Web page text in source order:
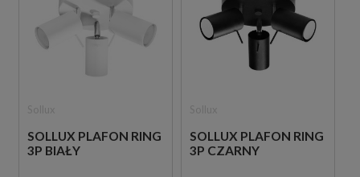
SOLLUX PLAFON RING
3P BIAŁY
SOLLUX PLAFON RING
3P CZARNY